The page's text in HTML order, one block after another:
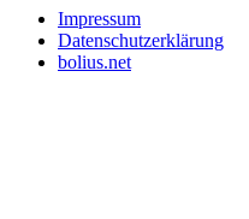
Impressum
Datenschutzerklärung
bolius.net